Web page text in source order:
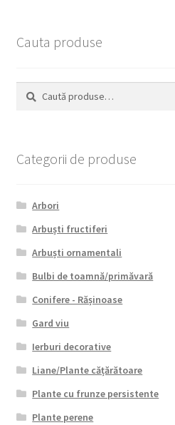
Cauta produse
Caută
după:
Caută
Categorii de produse
Arbori
Arbuști fructiferi
Arbuști ornamentali
Bulbi de toamnă/primăvară
Conifere - Rășinoase
Gard viu
Ierburi decorative
Liane/Plante cățărătoare
Plante cu frunze persistente
Plante perene